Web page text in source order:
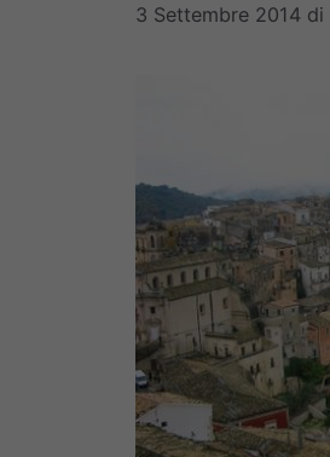
3 Settembre 2014 di